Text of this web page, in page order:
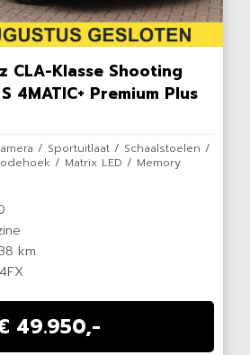
CLA-Klasse Shooting
4MATIC+ Premium Plus
/ Sportuitlaat / Schaalstoelen /
/ Matrix LED / Memory
km
49.950,-